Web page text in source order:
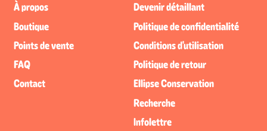
À propos
Boutique
Points de vente
FAQ
Contact
Devenir détaillant
Politique de confidentialité
Conditions d'utilisation
Politique de retour
Ellipse Conservation
Recherche
Infolettre